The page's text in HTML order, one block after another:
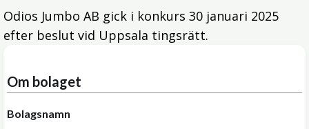
Odios Jumbo AB gick i konkurs 30 januari 2025
efter beslut vid Uppsala tingsrätt.
Om bolaget
Bolagsnamn